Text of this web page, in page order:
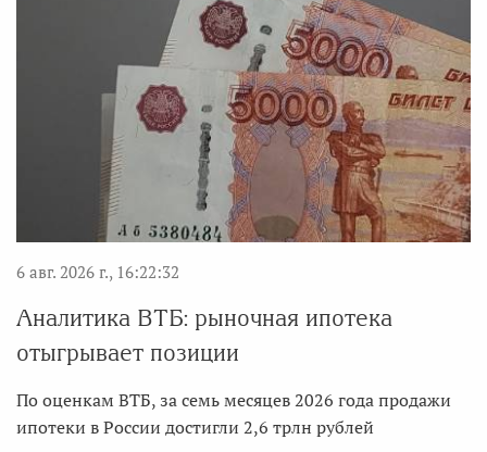
6 авг. 2026 г., 16:22:32
Аналитика ВТБ: рыночная ипотека
отыгрывает позиции
По оценкам ВТБ, за семь месяцев 2026 года продажи
ипотеки в России достигли 2,6 трлн рублей